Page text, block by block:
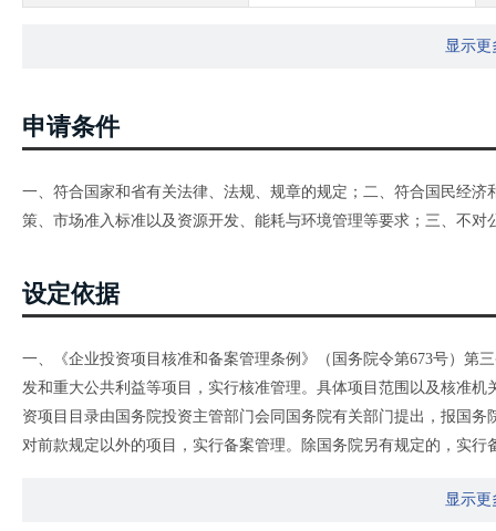
显示更
申请条件
一、符合国家和省有关法律、法规、规章的规定；二、符合国民经
策、市场准入标准以及资源开发、能耗与环境管理等要求；三、不
设定依据
一、《企业投资项目核准和备案管理条例》（国务院令第673号）第
发和重大公共利益等项目，实行核准管理。具体项目范围以及核准
资项目目录由国务院投资主管部门会同国务院有关部门提出，报国
对前款规定以外的项目，实行备案管理。除国务院另有规定的，实
二、《企业投资项目核准和备案管理办法》（发改委令第2号）第显示更